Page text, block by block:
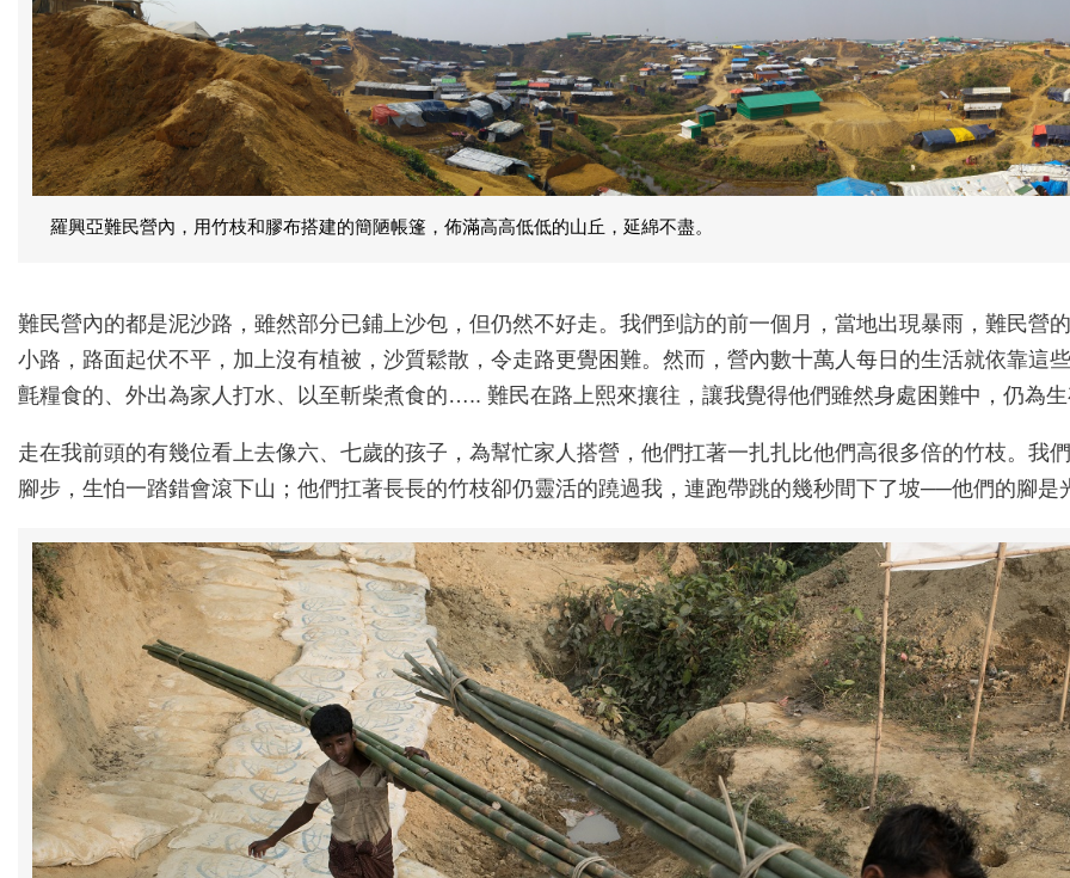
羅興亞難民營內，用竹枝和膠布搭建的簡陋帳篷，佈滿高高低低的山丘，延綿不盡。
難民營內的都是泥沙路，雖然部分已鋪上沙包，但仍然不好走。我們到訪的前一個月，當地出現暴雨，難民營
小路，路面起伏不平，加上沒有植被，沙質鬆散，令走路更覺困難。然而，營內數十萬人每日的生活就依靠這
氈糧食的、外出為家人打水、以至斬柴煮食的….. 難民在路上熙來攘往，讓我覺得他們雖然身處困難中，仍為生
走在我前頭的有幾位看上去像六、七歲的孩子，為幫忙家人搭營，他們扛著一扎扎比他們高很多倍的竹枝。我
腳步，生怕一踏錯會滾下山；他們扛著長長的竹枝卻仍靈活的蹺過我，連跑帶跳的幾秒間下了坡──他們的腳是